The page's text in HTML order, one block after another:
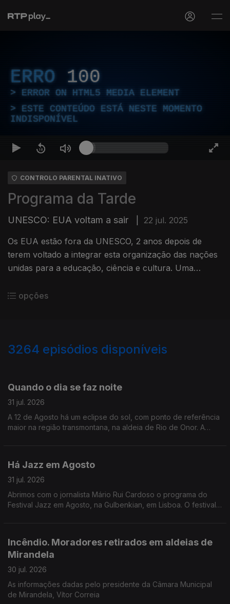
ERRO 100
ERROR ON HTML5 MEDIA ELEMENT
ESTE CONTEÚDO ESTÁ NESTE MOMENTO
INDISPONÍVEL
CONTROLO PARENTAL INATIVO
Programa da Tarde
UNESCO: EUA voltam a sair 22 jul. 2025
Os EUA estão fora da UNESCO, 2 anos depois de
terem voltado a integrar esta organização das nações
unidas para a educação, ciência e cultura. Uma
Seixa da Costa.
opções
3264 episódios disponíveis
Quando o dia se faz noite
31 jul. 2026
A 12 de Agosto há um eclipse do sol, com ponto de referência
maior na região transmontana, na aldeia de Rio de Onor. A
Há Jazz em Agosto
31 jul. 2026
Abrimos com o jornalista Mário Rui Cardoso o programa do
Festival Jazz em Agosto, na Gulbenkian, em Lisboa. O festival
Incêndio. Moradores retirados em aldeias de
Mirandela
30 jul. 2026
As informações dadas pelo presidente da Câmara Municipal
de Mirandela, Vítor Correia